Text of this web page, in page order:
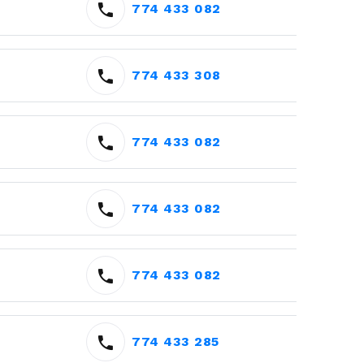
774 433 082
774 433 308
774 433 082
774 433 082
774 433 082
774 433 285